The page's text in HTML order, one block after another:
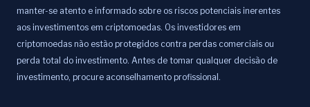
manter-se atento e informado sobre os riscos potenciais inerentes
aos investimentos em criptomoedas. Os investidores em
criptomoedas não estão protegidos contra perdas comerciais ou
perda total do investimento. Antes de tomar qualquer decisão de
investimento, procure aconselhamento profissional.